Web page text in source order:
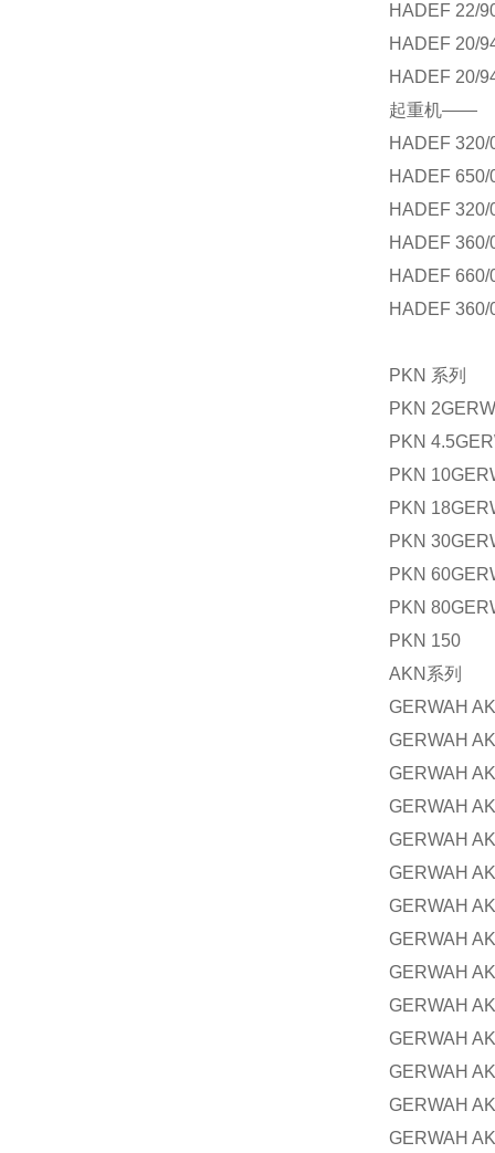
HADEF 22/
HADEF 20/
HADEF 20/
起重机——
HADEF 320/
HADEF 650/
HADEF 320/
HADEF 360/
HADEF 660/
HADEF 360/
PKN 系列
PKN
PKN
PKN
PKN
PKN
PKN
PKN
PKN 150
AKN 系列
GERWAH
GERWAH
GERWAH
GERWAH
GERWAH
GERWAH
GERWAH
GERWAH
GERWAH
GERWAH
GERWAH
GERWAH
GERWAH
GERWAH